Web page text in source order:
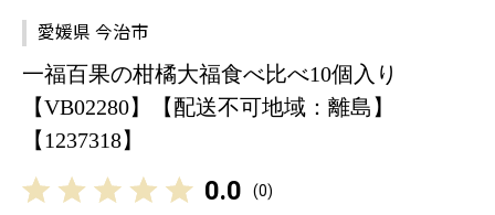
愛媛県 今治市
一福百果の柑橘大福食べ比べ10個入り
【VB02280】【配送不可地域：離島】
【1237318】
0.0 (0)